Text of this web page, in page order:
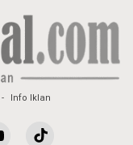
Info Iklan